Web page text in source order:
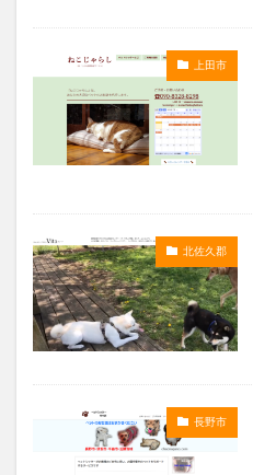
上田市
北佐久郡
長野市